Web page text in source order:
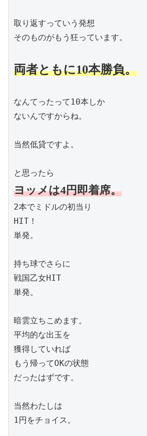
取り返すっていう発想
そのものがもう狂っています。
両者ともに10本勝負。
なんてったって10本しか
ないんですからね。
当然低貸ですよ。
ヨッメは4円即着席。
2本でミドルの初当り
HIT！
単発。
持ち球でさらに
戦国乙女HIT
単発。
暗雲立ちこめます。
平均的な出玉を
獲得していれば
もう帰ってOKの状態
だったはずです。
当然わたしは
1円をチョイス。